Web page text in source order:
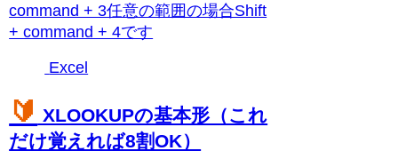
command + 3任意の範囲の場合Shift
+ command + 4です
Excel
🔰 XLOOKUPの基本形（これ
だけ覚えれば8割OK）